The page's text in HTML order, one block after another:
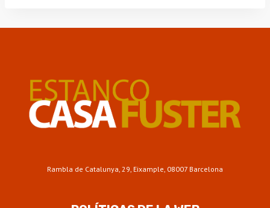
Rambla de Catalunya, 29, Eixample, 08007 Barcelona